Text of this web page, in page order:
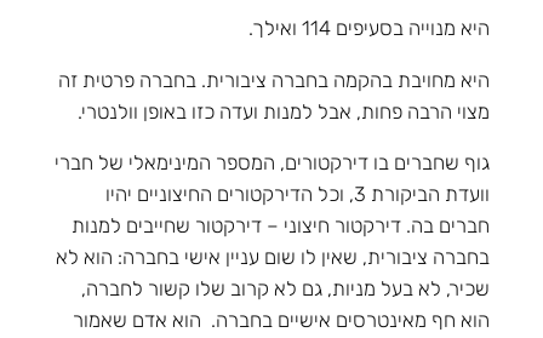
היא מנוייה בסעיפים 114 ואילך.
היא מחויבת בהקמה בחברה ציבורית. בחברה פרטית זה
מצוי הרבה פחות, אבל למנות ועדה כזו באופן וולנטרי.
גוף שחברים בו דירקטורים, המספר המינימאלי של חברי
וועדת הביקורת 3, וכל הדירקטורים החיצוניים יהיו
חברים בה. דירקטור חיצוני – דירקטור שחייבים למנות
בחברה ציבורית, שאין לו שום עניין אישי בחברה: הוא לא
שכיר, לא בעל מניות, גם לא קרוב שלו קשור לחברה,
הוא חף מאינטרסים אישיים בחברה. הוא אדם שאמור